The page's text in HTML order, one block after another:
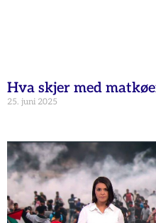
Hva skjer med
25. juni 2025